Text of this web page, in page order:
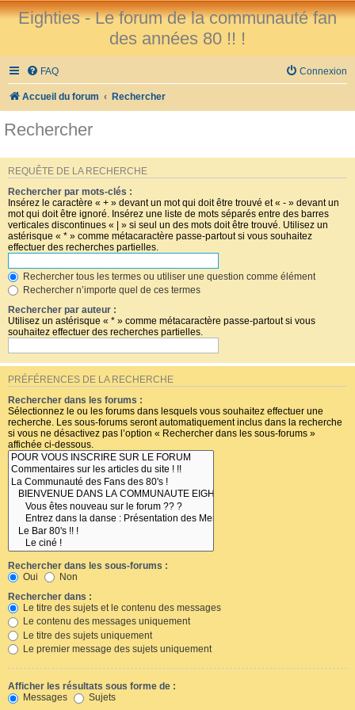
Eighties - Le forum de la communauté fan
des années 80 !! !
FAQ Connexion
Accueil du forum Rechercher
Rechercher
REQUÊTE DE LA RECHERCHE
Rechercher par mots-clés :
Insérez le caractère « + » devant un mot qui doit être trouvé et « - » devant un
mot qui doit être ignoré. Insérez une liste de mots séparés entre des barres
verticales discontinues « | » si seul un des mots doit être trouvé. Utilisez un
astérisque « * » comme métacaractère passe-partout si vous souhaitez
effectuer des recherches partielles.
Rechercher tous les termes ou utiliser une question comme élément
Rechercher n’importe quel de ces termes
Rechercher par auteur :
Utilisez un astérisque « * » comme métacaractère passe-partout si vous
souhaitez effectuer des recherches partielles.
PRÉFÉRENCES DE LA RECHERCHE
Rechercher dans les forums :
Sélectionnez le ou les forums dans lesquels vous souhaitez effectuer une
recherche. Les sous-forums seront automatiquement inclus dans la recherche
si vous ne désactivez pas l’option « Rechercher dans les sous-forums »
affichée ci-dessous.
Rechercher dans les sous-forums :
Oui
Non
Rechercher dans :
Le titre des sujets et le contenu des messages
Le contenu des messages uniquement
Le titre des sujets uniquement
Le premier message des sujets uniquement
Afficher les résultats sous forme de :
Messages
Sujets